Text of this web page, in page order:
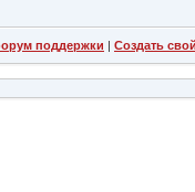
поддержки | Создать